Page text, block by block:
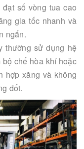
số vòng tua cao
gia tốc nhanh và
ngắn.
thường sử dụng hệ
chế hòa khí hoặc
hợp xăng và không
đốt.